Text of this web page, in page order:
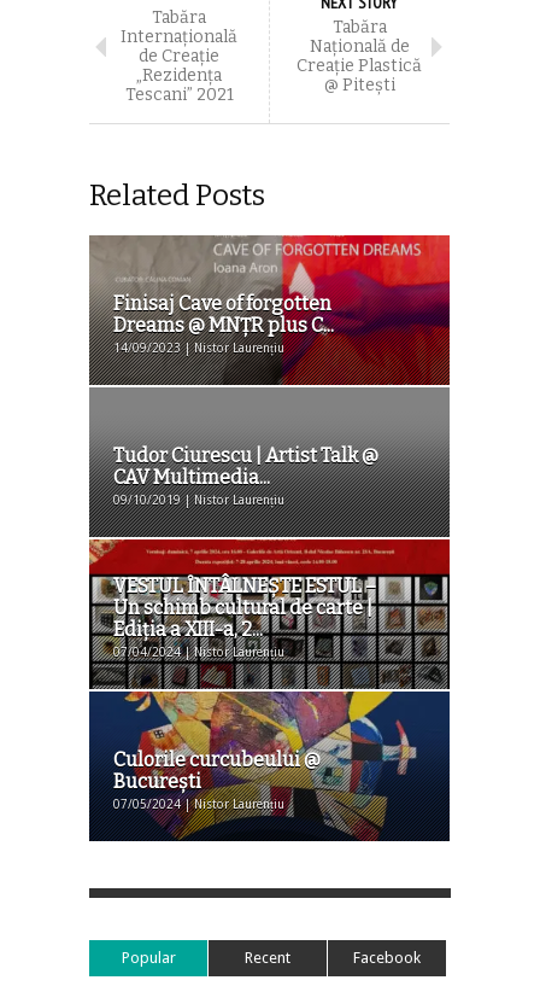
Tabăra
Internațională
de Creație
„Rezidența
Tescani” 2021
Tabăra
Națională de
Creație Plastică
@ Pitești
Related Posts
Finisaj Cave of forgotten
Dreams @ MNŢR plus C...
14/09/2023 | Nistor Laurențiu
Tudor Ciurescu | Artist Talk @
CAV Multimedia...
09/10/2019 | Nistor Laurențiu
VESTUL ȊNTÂLNEŞTE ESTUL –
Un schimb cultural de carte |
Ediţia a XIII-a, 2...
07/04/2024 | Nistor Laurențiu
Culorile curcubeului @
Bucureşti
07/05/2024 | Nistor Laurențiu
Popular Recent Facebook